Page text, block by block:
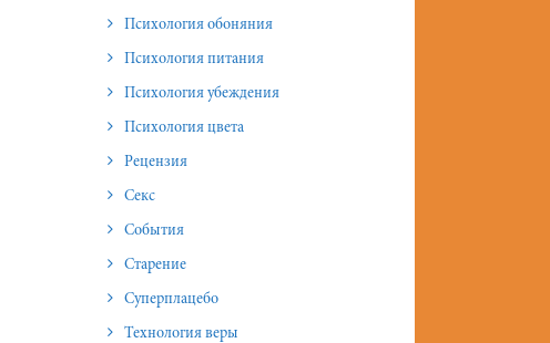
Психология обоняния
Психология питания
Психология убеждения
Психология цвета
Рецензия
Секс
События
Старение
Суперплацебо
Технология веры